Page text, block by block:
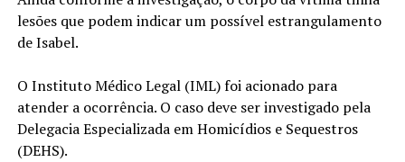
lesões que podem indicar um possível estrangulamento
de Isabel.
O Instituto Médico Legal (IML) foi acionado para
atender a ocorrência. O caso deve ser investigado pela
Delegacia Especializada em Homicídios e Sequestros
(DEHS).